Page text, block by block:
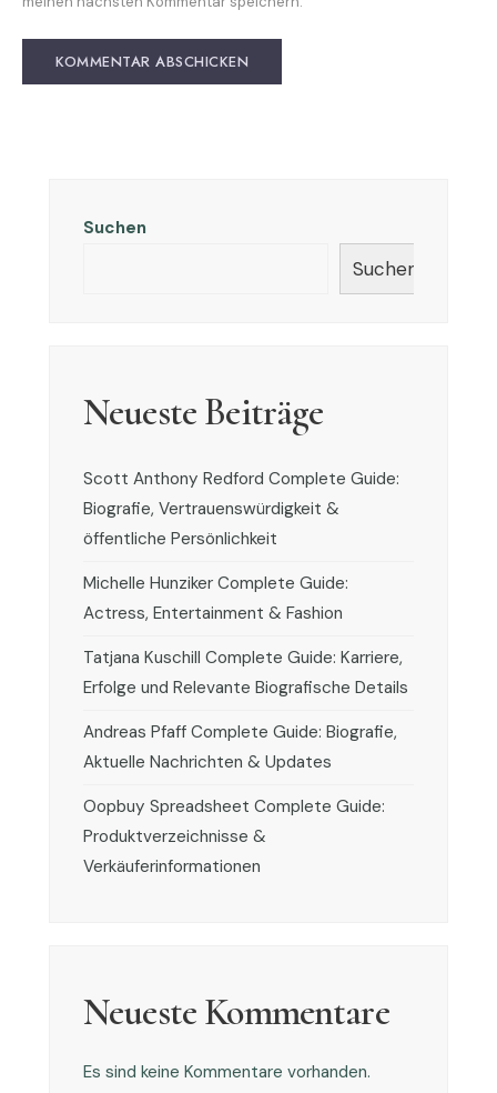
Suchen
Suchen
Neueste Beiträge
Scott Anthony Redford Complete Guide:
Biografie, Vertrauenswürdigkeit &
öffentliche Persönlichkeit
Michelle Hunziker Complete Guide:
Actress, Entertainment & Fashion
Tatjana Kuschill Complete Guide: Karriere,
Erfolge und Relevante Biografische Details
Andreas Pfaff Complete Guide: Biografie,
Aktuelle Nachrichten & Updates
Oopbuy Spreadsheet Complete Guide:
Produktverzeichnisse &
Verkäuferinformationen
Neueste Kommentare
Es sind keine Kommentare vorhanden.